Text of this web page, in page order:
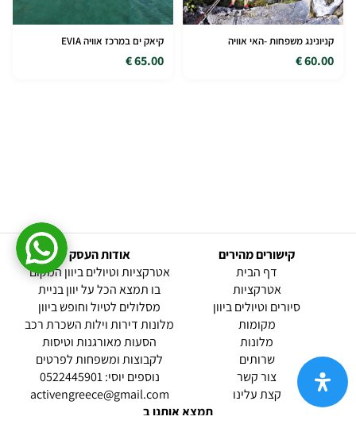
קניונינג משפחות -האי אוויה
60.00 €
קיאק ים במרכז אוויה EVIA
65.00 €
קישורים מהירים
דף הבית
אטרקציות
סיורים וטיולים ביוון
מקומות
מלונות
שרותים
צור קשר
(current)
קצת עלינו
אודות העסק
אטרקציות וטיולים ביוון המקום
בו תמצא הכל על יוון בניית
מסלולים לטיול וחופש ביוון
מלונות דירות וילות השכרת רכב
הסעות מאורגנות וטיסות
לקבוצות ומשפחות לפרטים
נוספים יוסי: 0522445901
activengreece@gmail.com
תמצא אותנו ב